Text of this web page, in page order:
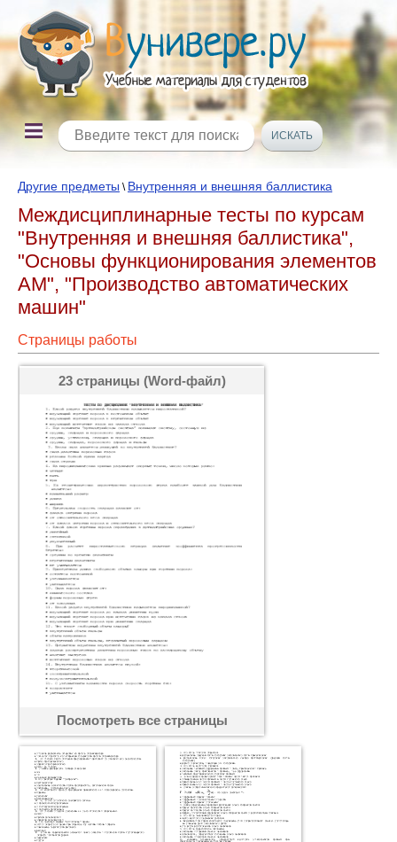
Другие предметы \ Внутренняя и внешняя баллистика
Междисциплинарные тесты по курсам
"Внутренняя и внешняя баллистика",
"Основы функционирования элементов
АМ", "Производство автоматических
машин"
Страницы работы
23 страницы (Word-файл)
Посмотреть все страницы